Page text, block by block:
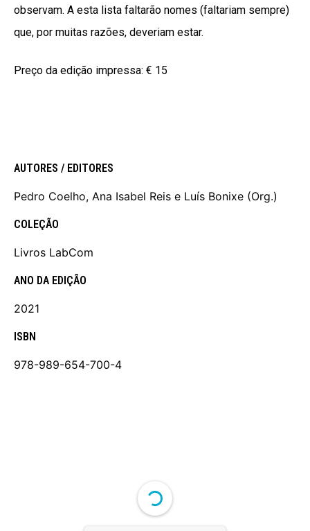
observam. A esta lista faltarão nomes (faltariam sempre)
que, por muitas razões, deveriam estar.
Preço da edição impressa: € 15
AUTORES / EDITORES
Pedro Coelho, Ana Isabel Reis e Luís Bonixe (Org.)
COLEÇÃO
Livros LabCom
ANO DA EDIÇÃO
2021
ISBN
978-989-654-700-4